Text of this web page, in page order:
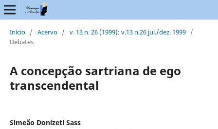
Início / Acervo / v. 13 n. 26 (1999): v.13 n.26 jul./dez. 1999 /
Debates
A concepção sartriana de ego
transcendental
Simeão Donizeti Sass